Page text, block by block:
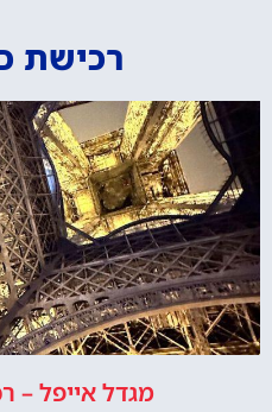
רכישת
מגדל אייפל –